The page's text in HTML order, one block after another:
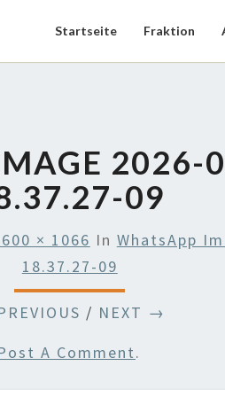
Startseite Fraktion
2026-
09
× 1066 In WhatsApp
18.37.27-09
/ NEXT →
A Comment.